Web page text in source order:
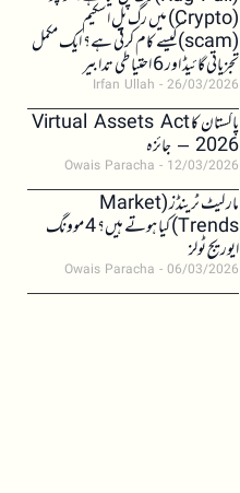
(Crypto) میں رگ پل اسکیم
(scam)کیسے کام کرتی ہے؟ ایک مکمل
تجزیاتی گائیڈ اور 6 احتیاطی تدابیر
Irfan Ullah 26/03/2026
پاکستان کا Virtual Assets Act
2026 – جائزہ
Owais Paracha 12/03/2026
مارکیٹ ٹرینڈز (Market
Trends) کیا ہوتے ہیں؟ 4 موونگ
ایوریج ٹولز
Owais Paracha 06/03/2026